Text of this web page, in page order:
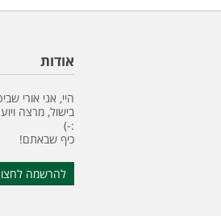
אודות
היי, אני אורי
בישול, מרצה
:-)
כיף שבאתם!
להרשמה לחצו